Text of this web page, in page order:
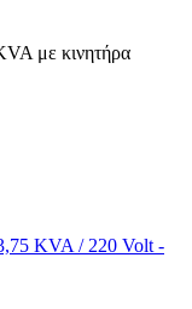
με κινητήρα